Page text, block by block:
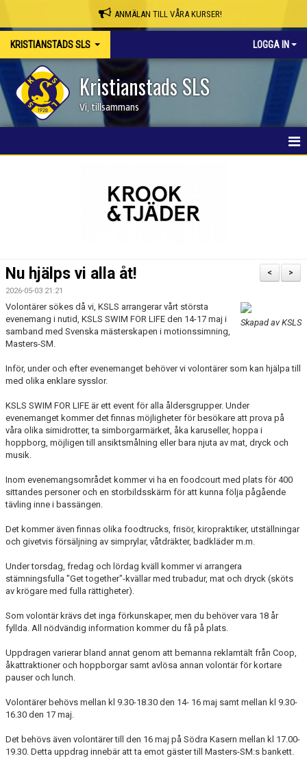
ANMÄLAN TILL VÅRA KURSER!
KRISTIANSTADS SLS LOGGA IN
Kristianstads SLS
Vi, tillsammans
KSLS WEBBSHOP
BLI PARTNER
JOBBA HOS OSS!
FÖRÄLDER
FUNKTIONÄR
VÅRA TÄVLINGAR
VERKSAMHETSHANDBOK
KSLS FOR UKRAINE
>
<
Nu hjälps vi alla åt!
2026-05-03 21:21
Skapad av KSLS
Volontärer sökes då vi, KSLS arrangerar vårt största
evenemang i nutid, KSLS SWIM FOR LIFE den 14-17 maj i
samband med Svenska mästerskapen i motionssimning,
Masters-SM.
Inför, under och efter evenemanget behöver vi volontärer som kan hjälpa till
med olika enklare sysslor.
KSLS SWIM FOR LIFE är ett event för alla åldersgrupper. Under
evenemanget kommer det finnas möjligheter för besökare att prova på
våra olika simidrotter, ta simborgarmärket, åka karuseller, hoppa i
hoppborg, möjligen till ansiktsmålning eller bara njuta av mat, dryck och
musik.
Inom evenemangsområdet kommer vi ha en foodcourt med plats för 400
sittandes personer och en storbildsskärm för att kunna följa pågående
tävling inne i bassängen.
Det kommer även finnas olika foodtrucks, frisör, kiropraktiker, utställningar
och givetvis försäljning av simprylar, våtdräkter, badkläder m.m.
Under torsdag, fredag och lördag kväll kommer vi arrangera
stämningsfulla "Get together"-kvällar med trubadur, mat och dryck (sköts
av krögare med fulla rättigheter).
Som volontär krävs det inga förkunskaper, men du behöver vara 18 år
fyllda. All nödvändig information kommer du få på plats.
Uppdragen varierar bland annat genom att bemanna reklamtält från Coop,
åkattraktioner och hoppborgar samt avlösa annan volontär för kortare
pauser och lunch.
Volontärer behövs mellan kl 9.30-18.30 den 14- 16 maj samt mellan kl 9.30-
16.30 den 17 maj.
Det behövs även volontärer till den 16 maj på Södra Kasern mellan kl 17.00-
19.30. Detta uppdrag innebär att ta emot gäster till Masters-SM:s bankett.